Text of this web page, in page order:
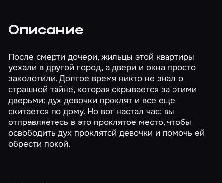
Описание
После смерти дочери, жильцы этой квартиры
уехали в другой город, а двери и окна просто
заколотили. Долгое время никто не знал о
страшной тайне, которая скрывается за этими
дверьми: дух девочки проклят и все еще
скитается по дому. Но вот настал час: вы
отправляетесь в это проклятое место, чтобы
освободить дух проклятой девочки и помочь ей
обрести покой.